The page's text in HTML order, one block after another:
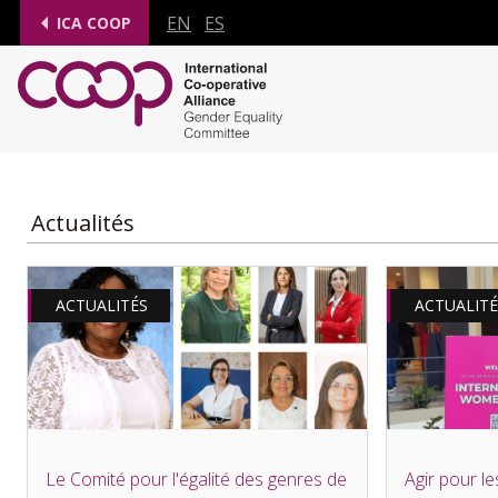
ICA COOP EN ES
Actualités
ACTUALITÉS
Le Comité pour l'égalité des genres de
Agir pour